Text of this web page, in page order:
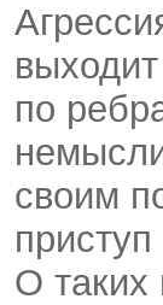
по
своим
О